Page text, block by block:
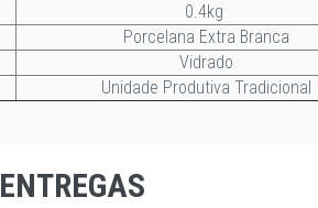
0.4kg
Porcelana Extra Branca
Vidrado
Unidade Produtiva Tradicional
ENTREGAS